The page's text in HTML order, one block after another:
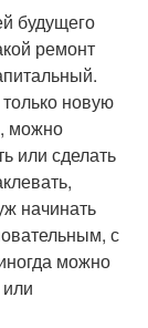
будущего
ремонт
новую
можно
или сделать
начинать
с
можно